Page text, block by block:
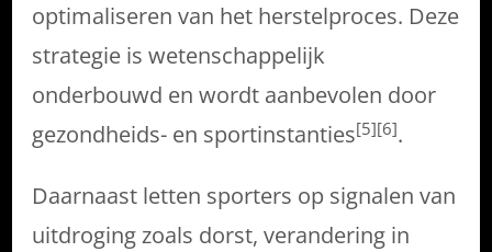
optimaliseren van het herstelproces. Deze
strategie is wetenschappelijk
onderbouwd en wordt aanbevolen door
gezondheids- en sportinstanties[5][6].
Daarnaast letten sporters op signalen van
uitdroging zoals dorst, verandering in